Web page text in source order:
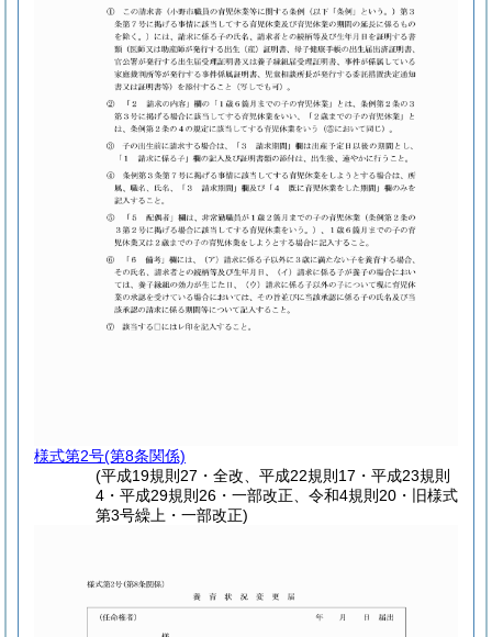
様式第2号(第8条関係)
(平成19規則27・全改、平成22規則17・平成23規則
4・平成29規則26・一部改正、令和4規則20・旧様式
第3号繰上・一部改正)